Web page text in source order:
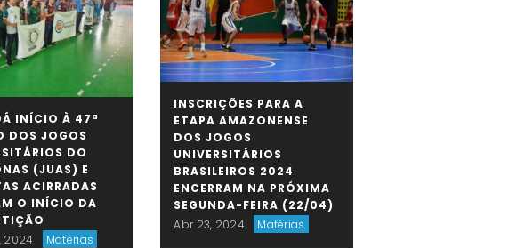
INÍCIO À 47ª
DOS JOGOS
DO
(JUAS) E
ACIRRADAS
O INÍCIO DA
2024
Matérias
INSCRIÇÕES PARA A
ETAPA AMAZONENSE
DOS JOGOS
UNIVERSITÁRIOS
BRASILEIROS 2024
ENCERRAM NA PRÓXIMA
SEGUNDA-FEIRA (22/04)
Abr 23, 2024
Matérias